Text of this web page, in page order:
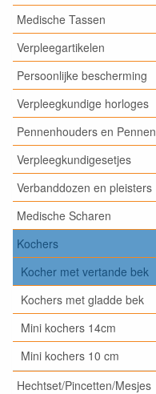
Medische Tassen
Verpleegartikelen
Persoonlijke bescherming
Verpleegkundige horloges
Pennenhouders en Pennen
Verpleegkundigesetjes
Verbanddozen en pleisters
Medische Scharen
Kochers
Kocher met vertande bek
Kochers met gladde bek
Mini kochers 14cm
Mini kochers 10 cm
Hechtset/Pincetten/Mesjes